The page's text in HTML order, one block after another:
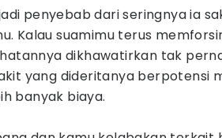
penyebab dari seringnya ia
Kalau suamimu terus
dikhawatirkan tak
yang dideritanya berpotensi
banyak biaya.